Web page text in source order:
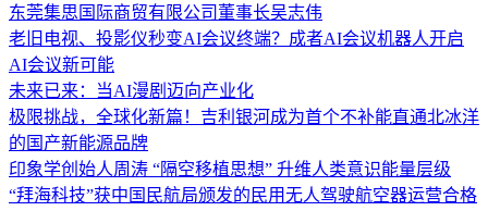
东莞集思国际商贸有限公司董事长吴志伟
老旧电视、投影仪秒变AI会议终端？成者AI会议机器人开启
AI会议新可能
未来已来：当AI漫剧迈向产业化
极限挑战，全球化新篇！吉利银河成为首个不补能直通北冰洋
的国产新能源品牌
印象学创始人周涛 “隔空移植思想” 升维人类意识能量层级
“拜海科技”获中国民航局颁发的民用无人驾驶航空器运营合格